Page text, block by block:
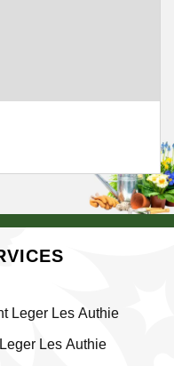
Leger Les Authie
Les Authie